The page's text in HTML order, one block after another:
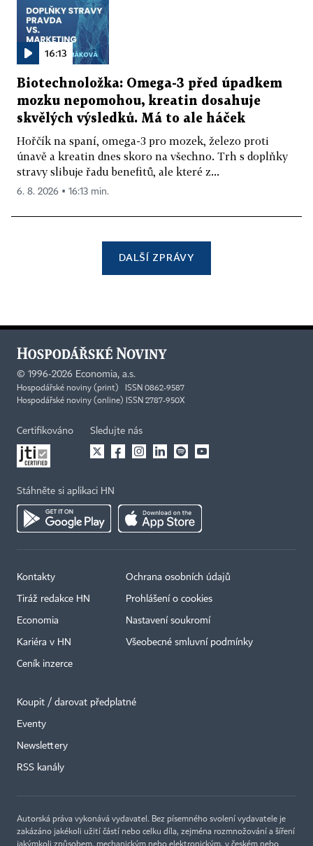
16:13
Biotechnoložka: Omega-3 před úpadkem
mozku nepomohou, kreatin dosahuje
skvělých výsledků. Má to ale háček
Hořčík na spaní, omega-3 pro mozek, železo proti
únavě a kreatin dnes skoro na všechno. Trh s doplňky
stravy slibuje řadu benefitů, ale které z...
6. 8. 2026 ▪ 16:13 min.
DALŠÍ ZPRÁVY
© 1996-2026 Economia, a.s.
Hospodářské noviny (print) ISSN 0862-9587
Hospodářské noviny (online) ISSN 2787-950X
Certifikováno Sledujte nás
Stáhněte si aplikaci HN
Kontakty
Tiráž redakce HN
Economia
Kariéra v HN
Ceník inzerce
Ochrana osobních údajů
Prohlášení o cookies
Nastavení soukromí
Všeobecné smluvní podmínky
Koupit / darovat předplatné
Eventy
Newslettery
RSS kanály
Autorská práva vykonává vydavatel. Bez písemného svolení vydavatele je
zakázáno jakékoli užití částí nebo celku díla, zejména rozmnožování a šíření